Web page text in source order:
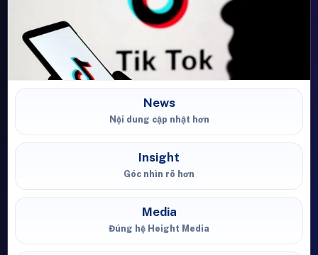
News
Nội dung cập nhật hơn
Insight
Góc nhìn rõ hơn
Media
Đúng hệ Height Media